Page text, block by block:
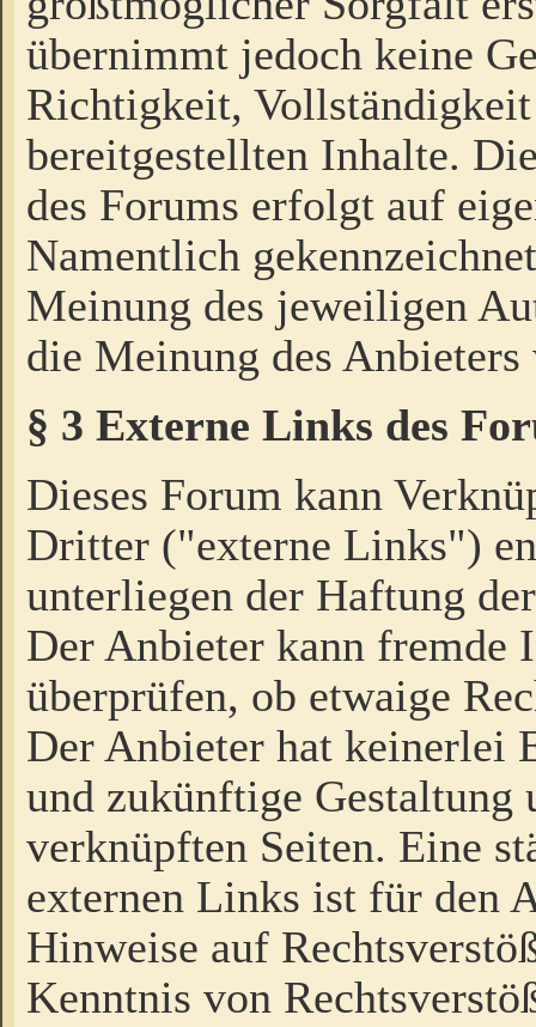
übernimmt jedoch keine
Richtigkeit,
bereitgestellten Inhalte.
des Forums erfolgt auf
Namentlich
Meinung des jeweiligen
die Meinung des Anbieters
§ 3 Externe Links des
Dieses Forum kann
Dritter ("externe Links")
unterliegen der Haftung
Der Anbieter kann fremde
überprüfen, ob etwaige
Der Anbieter hat keinerlei
und zukünftige Gestaltung
verknüpften Seiten. Eine
externen Links ist für den
Hinweise auf
Kenntnis von